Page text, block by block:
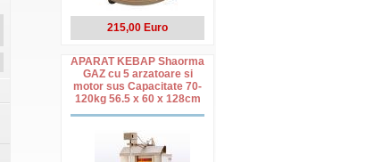
215,00 Euro
APARAT KEBAP Shaorma
GAZ cu 5 arzatoare si
motor sus Capacitate 70-
120kg 56.5 x 60 x 128cm